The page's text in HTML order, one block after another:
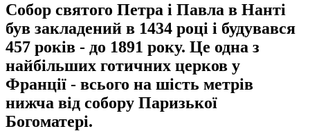
Собор святого Петра і Павла в Нанті
був закладений в 1434 році і будувався
457 років - до 1891 року. Це одна з
найбільших готичних церков у
Франції - всього на шість метрів
нижча від собору Паризької
Богоматері.